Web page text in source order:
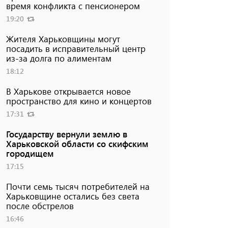
время конфликта с пенсионером
19:20
Жителя Харьковщины могут
посадить в исправительный центр
из-за долга по алиментам
18:12
В Харькове открывается новое
пространство для кино и концертов
17:31
Государству вернули землю в
Харьковской области со скифским
городищем
17:15
Почти семь тысяч потребителей на
Харьковщине остались без света
после обстрелов
16:46